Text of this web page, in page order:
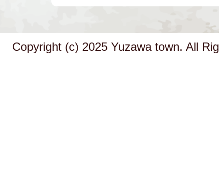
Copyright (c) 2025 Yuzawa town. All